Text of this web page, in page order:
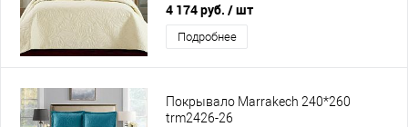
4 174 руб. / шт
Подробнее
Покрывало Marrakech 240*260
trm2426-26